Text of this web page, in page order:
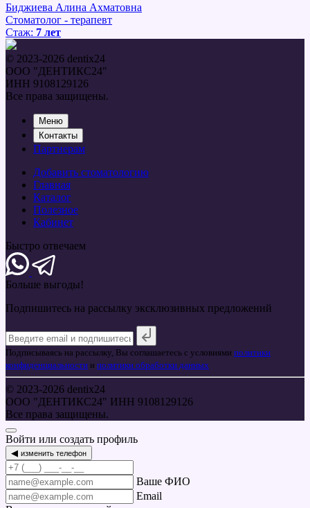
Биджиева Алина Ахматовна
Стоматолог - терапевт
Стаж: 7 лет
© 2023-2026 dentix24
ООО "ДЕНТИКС24"
ИНН 9108129126
Все права защищены.
Меню
Контакты
Партнерам
Добавить стоматологию
Главная
Каталог
Полезное
Кабинет
Быстро отвечаем
Больше выгоды!
Подпишитесь на рассылку эксклюзивных предложений
Подписываясь на рассылку, Вы соглашаетесь с условиями политики
конфиденциальности и политики обработки данных
© 2023-2026 dentix24
ООО "ДЕНТИКС24" ИНН 9108129126
Все права защищены.
Войти или создать профиль
◀ изменить телефон
Ваше ФИО
Email